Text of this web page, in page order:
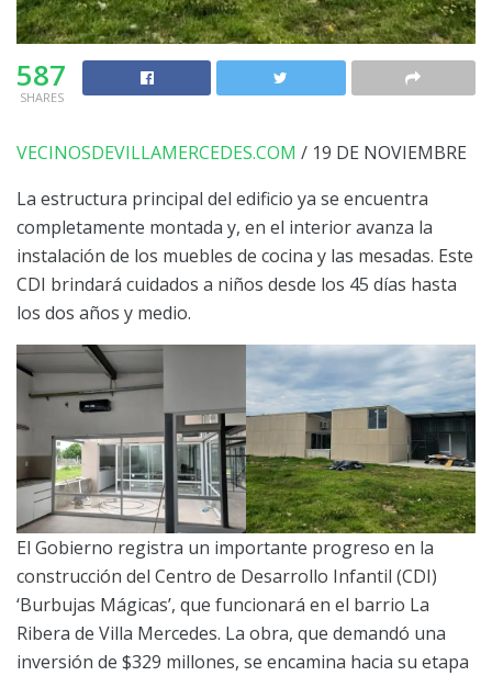
587
SHARES
VECINOSDEVILLAMERCEDES.COM / 19 DE NOVIEMBRE
La estructura principal del edificio ya se encuentra
completamente montada y, en el interior avanza la
instalación de los muebles de cocina y las mesadas. Este
CDI brindará cuidados a niños desde los 45 días hasta
los dos años y medio.
El Gobierno registra un importante progreso en la
construcción del Centro de Desarrollo Infantil (CDI)
‘Burbujas Mágicas’, que funcionará en el barrio La
Ribera de Villa Mercedes. La obra, que demandó una
inversión de $329 millones, se encamina hacia su etapa